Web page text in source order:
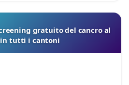
gratuito del cancro al
in tutti i cantoni